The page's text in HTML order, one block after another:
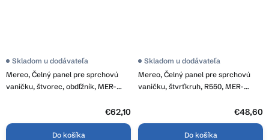
Mereo, Čelný panel pre sprchovú
vaničku, štvorec, obdľžník, MER-
Skladom u dodávateľa
€62,10
Do košíka
Mereo, Čelný panel pre sprchovú
vaničku, štvrťkruh, R550, MER-
Skladom u dodávateľa
€48,60
Do košíka